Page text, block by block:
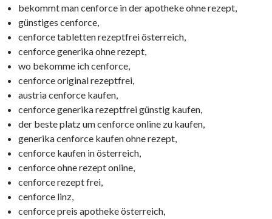
bekommt man cenforce in der apotheke ohne rezept,
günstiges cenforce,
cenforce tabletten rezeptfrei österreich,
cenforce generika ohne rezept,
wo bekomme ich cenforce,
cenforce original rezeptfrei,
austria cenforce kaufen,
cenforce generika rezeptfrei günstig kaufen,
der beste platz um cenforce online zu kaufen,
generika cenforce kaufen ohne rezept,
cenforce kaufen in österreich,
cenforce ohne rezept online,
cenforce rezept frei,
cenforce linz,
cenforce preis apotheke österreich,